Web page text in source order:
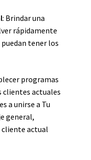
: Brindar una
rápidamente
tener los
programas
clientes actuales
a unirse a Tu
general,
actual